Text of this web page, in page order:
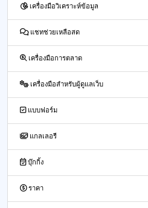
เครื่องมือวิเคราะห์ข้อมูล
แชทช่วยเหลือสด
เครื่องมือการตลาด
เครื่องมือสำหรับผู้ดูแลเว็บ
แบบฟอร์ม
แกลเลอรี
บุ๊กกิ้ง
ราคา